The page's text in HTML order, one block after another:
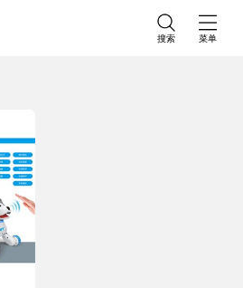
搜索 菜单